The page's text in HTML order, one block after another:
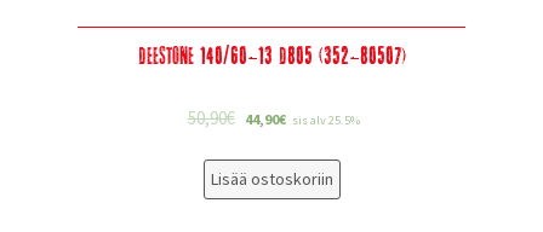
Deestone 140/60-13 D805 (352-80507)
50,90€ 44,90€ sis alv 25.5%
Lisää ostoskoriin